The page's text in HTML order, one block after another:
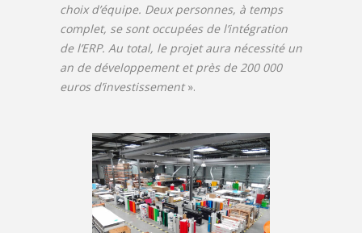
choix d’équipe. Deux personnes, à temps
complet, se sont occupées de l’intégration
de l’ERP. Au total, le projet aura nécessité un
an de développement et près de 200 000
euros d’investissement».